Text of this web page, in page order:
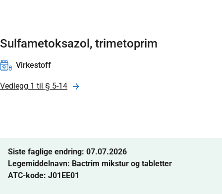
Sulfametoksazol, trimetoprim
Virkestoff
Vedlegg 1 til § 5-14
Siste faglige endring: 07.07.2026
Legemiddelnavn: Bactrim mikstur og tabletter
ATC-kode: J01EE01